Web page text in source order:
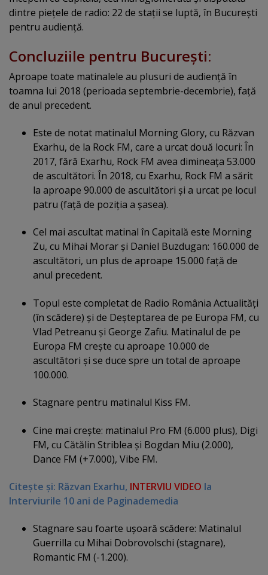
dintre pieţele de radio: 22 de staţii se luptă, în Bucureşti
pentru audienţă.
Concluziile pentru Bucureşti:
Aproape toate matinalele au plusuri de audienţă în
toamna lui 2018 (perioada septembrie-decembrie), faţă
de anul precedent.
Este de notat matinalul Morning Glory, cu Răzvan
Exarhu, de la Rock FM, care a urcat două locuri: În
2017, fără Exarhu, Rock FM avea dimineaţa 53.000
de ascultători. În 2018, cu Exarhu, Rock FM a sărit
la aproape 90.000 de ascultători şi a urcat pe locul
patru (faţă de poziţia a şasea).
Cel mai ascultat matinal în Capitală este Morning
Zu, cu Mihai Morar şi Daniel Buzdugan: 160.000 de
ascultători, un plus de aproape 15.000 faţă de
anul precedent.
Topul este completat de Radio România Actualităţi
(în scădere) şi de Deşteptarea de pe Europa FM, cu
Vlad Petreanu şi George Zafiu. Matinalul de pe
Europa FM creşte cu aproape 10.000 de
ascultători şi se duce spre un total de aproape
100.000.
Stagnare pentru matinalul Kiss FM.
Cine mai creşte: matinalul Pro FM (6.000 plus), Digi
FM, cu Cătălin Striblea şi Bogdan Miu (2.000),
Dance FM (+7.000), Vibe FM.
Citeşte şi: Răzvan Exarhu, lNTERVIU VIDEO la
Interviurile 10 ani de Paginademedia
Stagnare sau foarte uşoară scădere: Matinalul
Guerrilla cu Mihai Dobrovolschi (stagnare),
Romantic FM (-1.200).